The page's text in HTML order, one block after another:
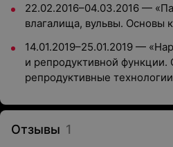
22.02.2016–04.03.2016 —
влагалища, вульвы. Основы
14.01.2019–25.01.2019 —
и репродуктивной
репродуктивные
Отзывы 1